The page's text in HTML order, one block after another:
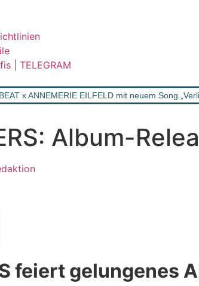
| TELEGRAM
x ANNEMERIE EILFELD mit neuem Song
Album-
feiert gelungenes